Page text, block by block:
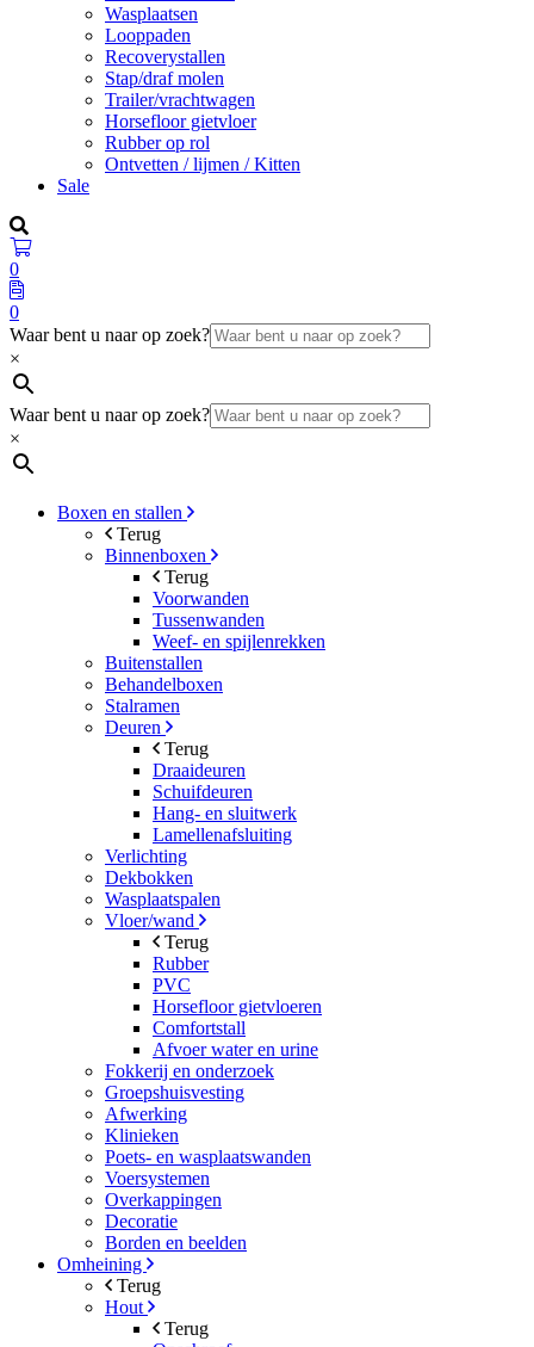
Wasplaatsen
Looppaden
Recoverystallen
Stap/draf molen
Trailer/vrachtwagen
Horsefloor gietvloer
Rubber op rol
Ontvetten / lijmen / Kitten
Sale
0
0
Waar bent u naar op zoek?
×
Waar bent u naar op zoek?
×
Boxen en stallen
Terug
Binnenboxen
Terug
Voorwanden
Tussenwanden
Weef- en spijlenrekken
Buitenstallen
Behandelboxen
Stalramen
Deuren
Terug
Draaideuren
Schuifdeuren
Hang- en sluitwerk
Lamellenafsluiting
Verlichting
Dekbokken
Wasplaatspalen
Vloer/wand
Terug
Rubber
PVC
Horsefloor gietvloeren
Comfortstall
Afvoer water en urine
Fokkerij en onderzoek
Groepshuisvesting
Afwerking
Klinieken
Poets- en wasplaatswanden
Voersystemen
Overkappingen
Decoratie
Borden en beelden
Omheining
Terug
Hout
Terug